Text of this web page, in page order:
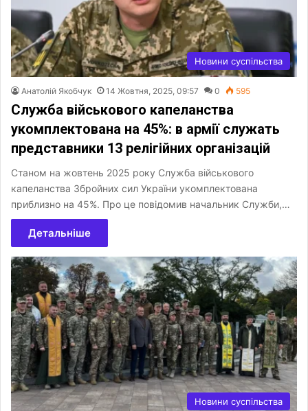
Новини суспільства
Анатолій Якобчук 14 Жовтня, 2025, 09:57 0 595
Служба військового капеланства
укомплектована на 45%: в армії служать
представники 13 релігійних організацій
Станом на жовтень 2025 року Служба військового
капеланства Збройних сил України укомплектована
приблизно на 45%. Про це повідомив начальник Служби,…
Детальніше
Новини суспільства